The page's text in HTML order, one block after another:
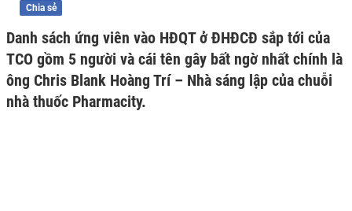
Chia sẻ
Danh sách ứng viên vào HĐQT ở ĐHĐCĐ sắp tới của
TCO gồm 5 người và cái tên gây bất ngờ nhất chính là
ông Chris Blank Hoàng Trí – Nhà sáng lập của chuỗi
nhà thuốc Pharmacity.